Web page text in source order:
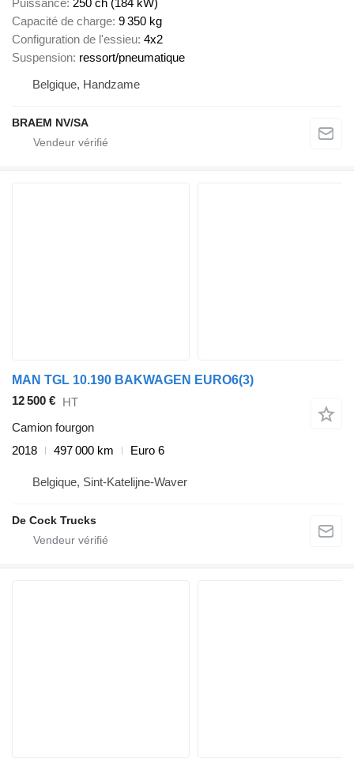
Puissance 250 ch (184 kW)
Capacité de charge 9 350 kg
Configuration de l'essieu 4x2
Suspension ressort/pneumatique
Belgique, Handzame
BRAEM NV/SA
MAN TGL 10.190 BAKWAGEN EURO6(3)
12 500 € HT
Camion fourgon
2018
497 000 km Euro 6
Belgique, Sint-Katelijne-Waver
De Cock Trucks